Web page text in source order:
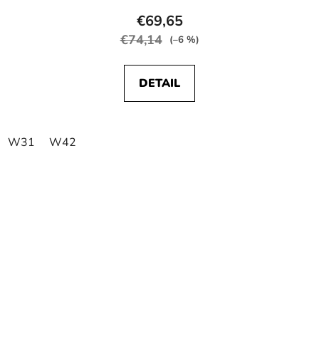
€69,65
€74,14 (–6 %)
DETAIL
W31 W42